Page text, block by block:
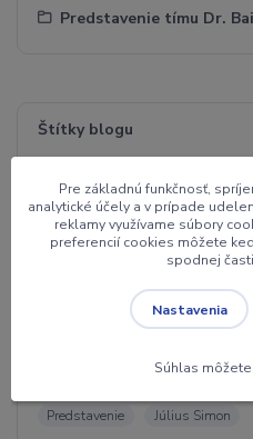
Predstavenie tímu Dr.
Štítky blogu
Lov kaprov catch and release
Liptovská mara
Big Black
Spice Krill Strawberry
Tovačov
Zemplínska šírava
Nagykallo
Predstavenie
Július Simon
Pre základnú funkčnosť,
analytické účely a v prípade
reklamy využívame súbory
preferencií cookies môžete
spodnej
Nastavenia
Súhlas